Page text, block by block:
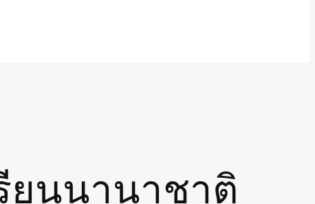
ยนนานาชาติ